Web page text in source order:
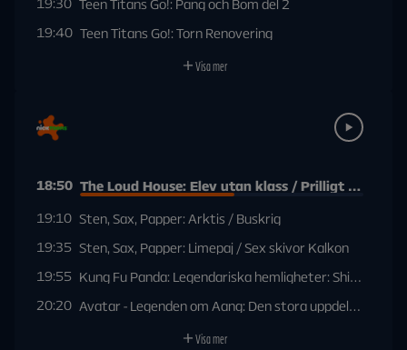
Teen Titans Go!: Pang och Bom del 2
19:40 Teen Titans Go!: Torn Renovering
Visa mer
18:50 The Loud House: Elev utan klass / Prilligt bilbyte
19:10 Sten, Sax, Papper: Arktis / Buskrig
19:35 Sten, Sax, Papper: Limepaj / Sex skivor Kalkon
19:55 Kung Fu Panda: Legendariska hemligheter: Shifu reser
20:20 Avatar - Legenden om Aang: Den stora uppdelningen
Visa mer